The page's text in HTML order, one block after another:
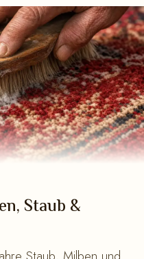
Staub &